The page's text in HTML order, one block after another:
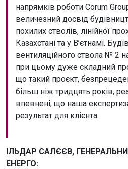
напрямків роботи Corum
величезний досвід
похилих стволів, лінійної
Казахстані та у В’єтнамі.
вентиляційного ствола № 2
при цьому дуже складний
що такий проєкт,
більш ніж тридцять років,
впевнені, що наша
результат для клієнта.
ІЛЬДАР САЛЄЄВ,
ЕНЕРГО: